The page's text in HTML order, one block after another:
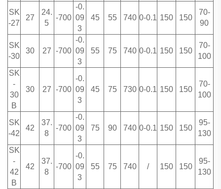
SK
-27
27
24.
5
-700
-0.
09
3
45 55 740 0-0.1 150 150
70-
90
SK
-30
30 27 -700
-0.
09
3
55 75 740 0-0.1 150 150
70-
100
SK
-
30
B
30 27 -700
-0.
09
3
45 75 730 0-0.1 150 150
70-
100
SK
-42
42
37.
8
-700
-0.
09
3
75 90 740 0-0.1 150 150
95-
130
SK
-
42
B
42
37.
8
-700
-0.
09
3
55 75 740 / 150 150
95-
130